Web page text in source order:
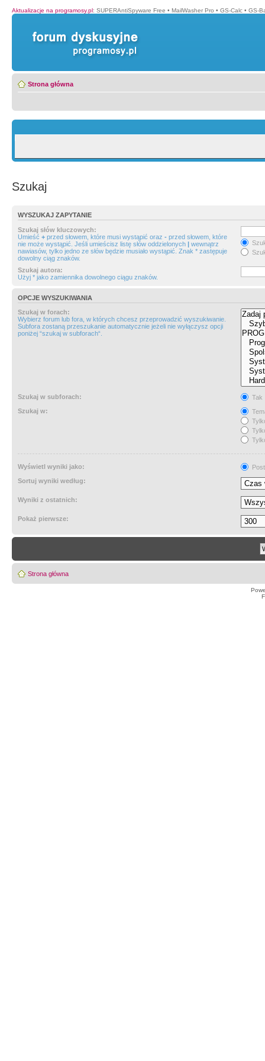
Aktualizacje na programosy.pl: SUPERAntiSpyware Free • MailWasher Pro • GS-Calc • GS-
Strona główna
Szukaj
WYSZUKAJ ZAPYTANIE
Szukaj słów kluczowych:
Umieść + przed słowem, które musi wystąpić oraz - przed słowem, które
nie może wystąpić. Jeśli umieścisz listę słów oddzielonych | wewnątrz
nawiasów, tylko jedno ze słów będzie musiało wystąpić. Znak * zastępuje
dowolny ciąg znaków.
Szukaj autora:
Użyj * jako zamiennika dowolnego ciągu znaków.
OPCJE WYSZUKIWANIA
Szukaj w forach:
Wybierz forum lub fora, w których chcesz przeprowadzić wyszukiwanie.
Subfora zostaną przeszukanie automatycznie jeżeli nie wyłączysz opcji
poniżej “szukaj w subforach“.
Szukaj w subforach:
Tak
Szukaj w:
Wyświetl wyniki jako:
Sortuj wyniki według:
Wyniki z ostatnich:
Pokaż pierwsze:
Strona główna